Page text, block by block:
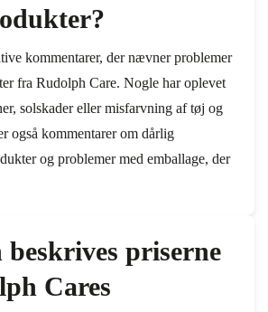
kommentarer, der nævner problemer
fra Rudolph Care. Nogle har oplevet
solskader eller misfarvning af tøj og
også kommentarer om dårlig
og problemer med emballage, der
priserne
Cares